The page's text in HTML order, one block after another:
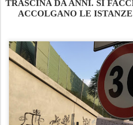
TRASCINA DA ANNI. SI
ACCOLGANO LE